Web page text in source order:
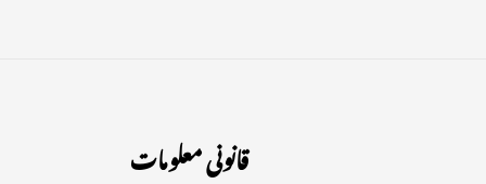
قانونی معلومات